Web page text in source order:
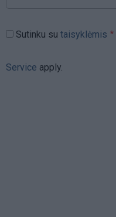
Sutinku su taisyklėmis
Service apply.